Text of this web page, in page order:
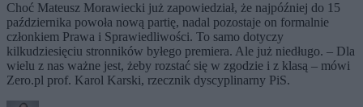
Choć Mateusz Morawiecki już zapowiedział, że najpóźniej do 15
października powoła nową partię, nadal pozostaje on formalnie
członkiem Prawa i Sprawiedliwości. To samo dotyczy
kilkudziesięciu stronników byłego premiera. Ale już niedługo. – Dla
wielu z nas ważne jest, żeby rozstać się w zgodzie i z klasą – mówi
Zero.pl prof. Karol Karski, rzecznik dyscyplinarny PiS.